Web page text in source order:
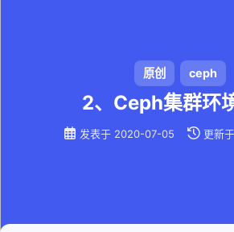
原创 ceph
2、Ceph集群环
发表于 2020-07-05 更新于